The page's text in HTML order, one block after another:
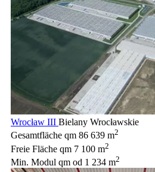
Wrocław III Bielany Wrocławskie
Gesamtfläche qm 86 639 m2
Freie Fläche qm 7 100 m2
Min. Modul qm od 1 234 m2